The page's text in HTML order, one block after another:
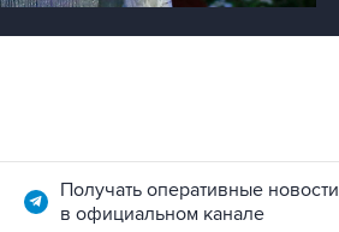
Получать оперативные новости
в официальном канале